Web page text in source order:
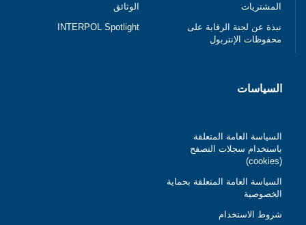
المشتريات
نبذة عن لجنة الرقابة على
محفوظات الإنتربول
الوثائق
INTERPOL Spotlight
السياسات
السياسة العامة المتعلقة
باستخدام سجلات التصفح
(cookies)
السياسة العامة المتعلقة بحماية
الخصوصية
شروط الاستخدام